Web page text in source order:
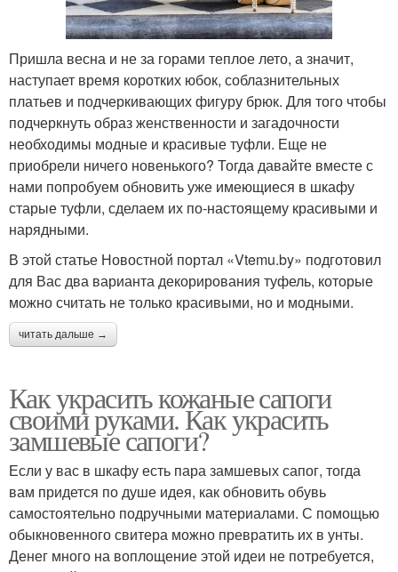
Пришла весна и не за горами теплое лето, а значит,
наступает время коротких юбок, соблазнительных
платьев и подчеркивающих фигуру брюк. Для того чтобы
подчеркнуть образ женственности и загадочности
необходимы модные и красивые туфли. Еще не
приобрели ничего новенького? Тогда давайте вместе с
нами попробуем обновить уже имеющиеся в шкафу
старые туфли, сделаем их по-настоящему красивыми и
нарядными.
В этой статье Новостной портал «Vtemu.by» подготовил
для Вас два варианта декорирования туфель, которые
можно считать не только красивыми, но и модными.
читать дальше →
Как украсить кожаные сапоги
своими руками. Как украсить
замшевые сапоги?
Если у вас в шкафу есть пара замшевых сапог, тогда
вам придется по душе идея, как обновить обувь
самостоятельно подручными материалами. С помощью
обыкновенного свитера можно превратить их в унты.
Денег много на воплощение этой идеи не потребуется,